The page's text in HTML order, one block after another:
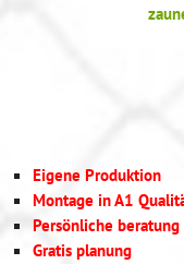
Eigene Produktion
Montage in A1
Persönliche beratung
Gratis planung